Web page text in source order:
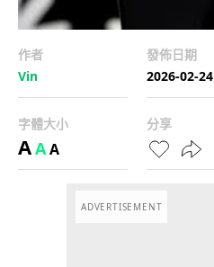
作者
Vin
發佈日期
2026-02-24
字體大小
AAA
分享
ADVERTISEMENT